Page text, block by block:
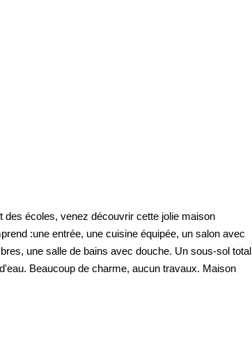
des écoles, venez découvrir cette jolie maison
:une entrée, une cuisine équipée, un salon avec
une salle de bains avec douche. Un sous-sol total
Beaucoup de charme, aucun travaux. Maison